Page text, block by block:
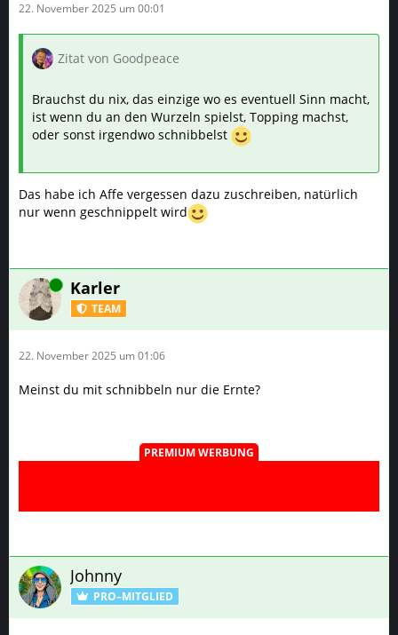
22. November 2025 um 00:01
Zitat von Goodpeace
Brauchst du nix, das einzige wo es eventuell Sinn macht,
ist wenn du an den Wurzeln spielst, Topping machst,
oder sonst irgendwo schnibbelst
Das habe ich Affe vergessen dazu zuschreiben, natürlich
nur wenn geschnippelt wird
Online Karler
TEAM
22. November 2025 um 01:06
Meinst du mit schnibbeln nur die Ernte?
PREMIUM WERBUNG
Johnny
PRO–MITGLIED